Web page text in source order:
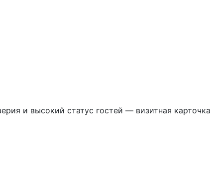
и высокий статус гостей — визитная карточка